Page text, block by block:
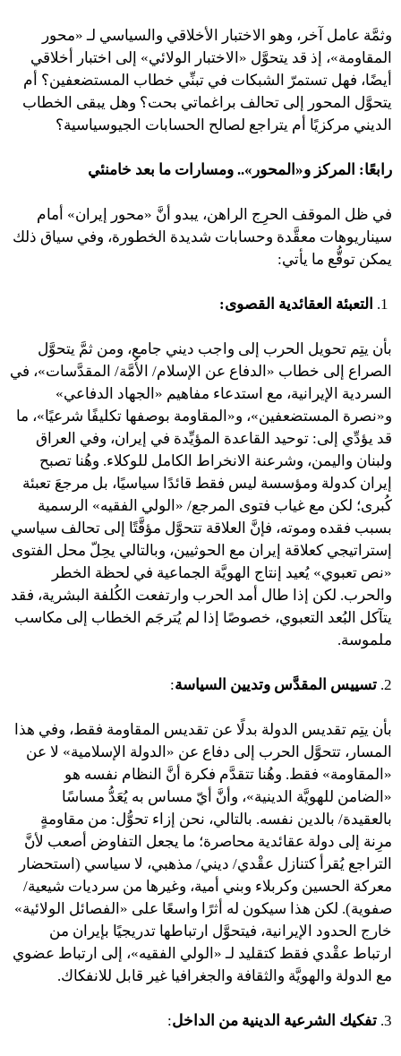
وثمَّة عامل آخر، وهو الاختبار الأخلاقي والسياسي لـ «محور
المقاومة»، إذ قد يتحوَّل «الاختبار الولائي» إلى اختبار أخلاقي
أيضًا، فهل تستمرّ الشبكات في تبنِّي خطاب المستضعفين؟ أم
يتحوَّل المحور إلى تحالف براغماتي بحت؟ وهل يبقى الخطاب
الديني مركزيًا أم يتراجع لصالح الحسابات الجيوسياسية؟
رابعًا: المركز و«المحور».. ومسارات ما بعد خامنئي
في ظل الموقف الحرِج الراهن، يبدو أنَّ «محور إيران» أمام
سيناريوهات معقَّدة وحسابات شديدة الخطورة، وفي سياق ذلك
يمكن توقُّع ما يأتي:
التعبئة العقائدية القصوى:
بأن يتِم تحويل الحرب إلى واجب ديني جامع، ومن ثمَّ يتحوَّل
الصراع إلى خطاب «الدفاع عن الإسلام/ الأُمَّة/ المقدَّسات»، في
السردية الإيرانية، مع استدعاء مفاهيم «الجهاد الدفاعي»
و«نصرة المستضعفين»، و«المقاومة بوصفها تكليفًا شرعيًا»، ما
قد يؤدِّي إلى: توحيد القاعدة المؤيِّدة في إيران، وفي العراق
ولبنان واليمن، وشرعنة الانخراط الكامل للوكلاء. وهُنا تصبح
إيران كدولة ومؤسسة ليس فقط قائدًا سياسيًا، بل مرجعَ تعبئة
كُبرى؛ لكن مع غياب فتوى المرجع/ «الولي الفقيه» الرسمية
بسبب فقده وموته، فإنَّ العلاقة تتحوَّل مؤقَّتًا إلى تحالف سياسي
إستراتيجي كعلاقة إيران مع الحوثيين، وبالتالي يحِلّ محل الفتوى
«نص تعبوي» يُعيد إنتاج الهويَّة الجماعية في لحظة الخطر
والحرب. لكن إذا طال أمد الحرب وارتفعت الكُلفة البشرية، فقد
يتآكل البُعد التعبوي، خصوصًا إذا لم يُترجَم الخطاب إلى مكاسب
ملموسة.
2. تسييس المقدَّس وتديين السياسة:
بأن يتِم تقديس الدولة بدلًا عن تقديس المقاومة فقط، وفي هذا
المسار، تتحوَّل الحرب إلى دفاع عن «الدولة الإسلامية» لا عن
«المقاومة» فقط. وهُنا تتقدَّم فكرة أنَّ النظام نفسه هو
«الضامن للهويَّة الدينية»، وأنَّ أيّ مساس به يُعَدُّ مساسًا
بالعقيدة/ بالدين نفسه. بالتالي، نحن إزاء تحوُّل: من مقاومةٍ
مرِنة إلى دولة عقائدية محاصرة؛ ما يجعل التفاوض أصعب لأنَّ
التراجع يُقرأ كتنازل عقْدي/ ديني/ مذهبي، لا سياسي (استحضار
معركة الحسين وكربلاء وبني أمية، وغيرها من سرديات شيعية/
صفوية). لكن هذا سيكون له أثرًا واسعًا على «الفصائل الولائية»
خارج الحدود الإيرانية، فيتحوَّل ارتباطها تدريجيًا بإيران من
ارتباط عقْدي فقط كتقليد لـ «الولي الفقيه»، إلى ارتباط عضوي
مع الدولة والهويَّة والثقافة والجغرافيا غير قابل للانفكاك.
3. تفكيك الشرعية الدينية من الداخل: